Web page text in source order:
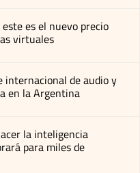
es el nuevo precio
virtuales
internacional de audio y
en la Argentina
la inteligencia
para miles de